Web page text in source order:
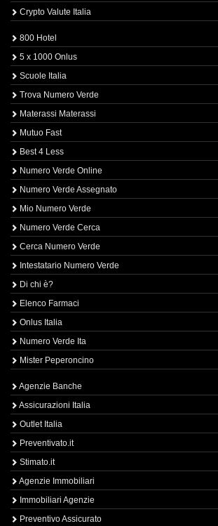
Crypto Valute Italia
800 Hotel
5 x 1000 Onlus
Scuole Italia
Trova Numero Verde
Materassi Materassi
Mutuo Fast
Best 4 Less
Numero Verde Online
Numero Verde Assegnato
Mio Numero Verde
Numero Verde Cerca
Cerca Numero Verde
Intestatario Numero Verde
Di chi è?
Elenco Farmaci
Onlus Italia
Numero Verde Ita
Mister Peperoncino
Agenzie Banche
Assicurazioni Italia
Outlet Italia
Preventivato.it
Stimato.it
Agenzie Immobiliari
Immobiliari Agenzie
Preventivo Assicurato